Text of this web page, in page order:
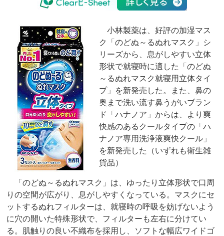
小林製薬は、好評の加湿マス
ク「のどぬ～るぬれマスク」シ
リーズから、息がしやすい立体
形状で就寝時に適した「のどぬ
～るぬれマスク就寝用立体タイ
プ」を新発売した。また、鼻の
奥まで洗い流す鼻うがいブラン
ド「ハナノア」からは、より爽
快感のあるクールタイプの「ハ
ナノア専用洗浄液爽快クール」
を新発売した（いずれも衛生雑
貨品）
「のどぬ～るぬれマスク」は、ゆったり立体形状で口周
りの空間が広がり、息がしやすくなっている。マスクにセ
ットするぬれフィルターは、就寝時の呼吸を妨げないよう
に穴の開いた特殊形状で、フィルターも左右に分けてい
る。肌触りの良い不織布を採用し、ソフトな幅広ワイドゴ